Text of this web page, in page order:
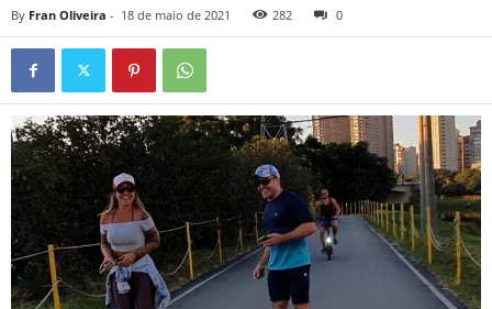
By Fran Oliveira - 18 de maio de 2021 282 0